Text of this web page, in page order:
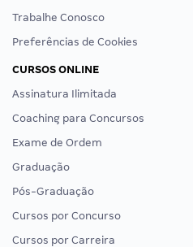
Trabalhe Conosco
Preferências de Cookies
CURSOS ONLINE
Assinatura Ilimitada
Coaching para Concursos
Exame de Ordem
Graduação
Pós-Graduação
Cursos por Concurso
Cursos por Carreira